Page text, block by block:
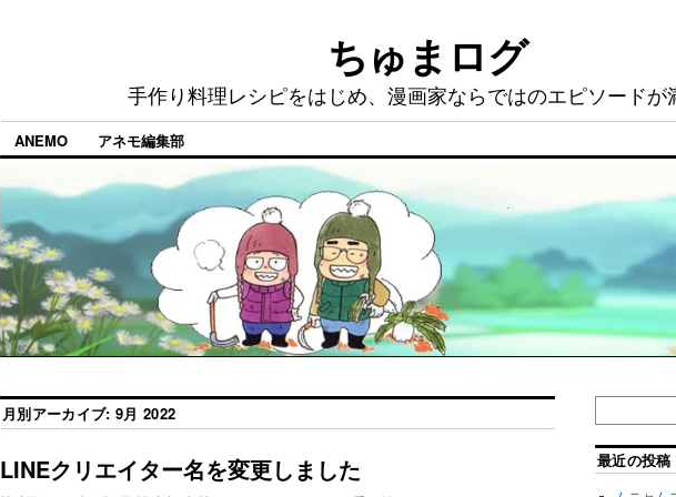
ちゅまログ
手作り料理レシピをはじめ、漫画家ならではのエピソードが
ANEMO アネモ編集部
月別アーカイブ: 9月 2022
LINEクリエイター名を変更しました 最近の投稿